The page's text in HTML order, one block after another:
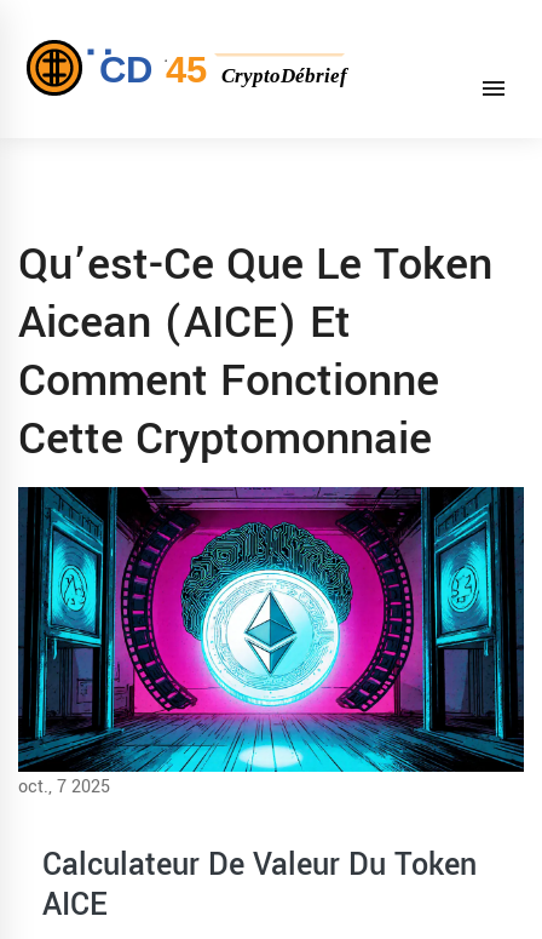
Qu’est-Ce Que Le Token
Aicean (AICE) Et
Comment Fonctionne
Cette Cryptomonnaie
oct., 7 2025
Calculateur De Valeur Du Token
AICE